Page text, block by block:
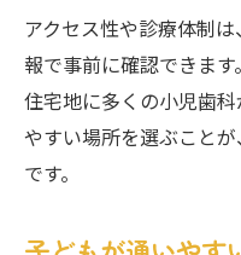
アクセス性や診療体制
報で事前に確認できま
住宅地に多くの小児歯
やすい場所を選ぶこと
です。